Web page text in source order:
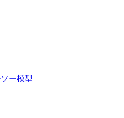
ー模型